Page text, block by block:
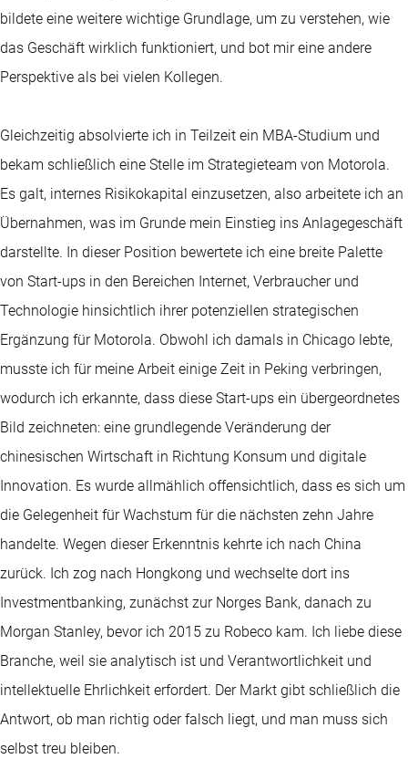
bildete eine weitere wichtige Grundlage, um zu verstehen, wie
das Geschäft wirklich funktioniert, und bot mir eine andere
Perspektive als bei vielen Kollegen.
Gleichzeitig absolvierte ich in Teilzeit ein MBA-Studium und
bekam schließlich eine Stelle im Strategieteam von Motorola.
Es galt, internes Risikokapital einzusetzen, also arbeitete ich an
Übernahmen, was im Grunde mein Einstieg ins Anlagegeschäft
darstellte. In dieser Position bewertete ich eine breite Palette
von Start-ups in den Bereichen Internet, Verbraucher und
Technologie hinsichtlich ihrer potenziellen strategischen
Ergänzung für Motorola. Obwohl ich damals in Chicago lebte,
musste ich für meine Arbeit einige Zeit in Peking verbringen,
wodurch ich erkannte, dass diese Start-ups ein übergeordnetes
Bild zeichneten: eine grundlegende Veränderung der
chinesischen Wirtschaft in Richtung Konsum und digitale
Innovation. Es wurde allmählich offensichtlich, dass es sich um
die Gelegenheit für Wachstum für die nächsten zehn Jahre
handelte. Wegen dieser Erkenntnis kehrte ich nach China
zurück. Ich zog nach Hongkong und wechselte dort ins
Investmentbanking, zunächst zur Norges Bank, danach zu
Morgan Stanley, bevor ich 2015 zu Robeco kam. Ich liebe diese
Branche, weil sie analytisch ist und Verantwortlichkeit und
intellektuelle Ehrlichkeit erfordert. Der Markt gibt schließlich die
Antwort, ob man richtig oder falsch liegt, und man muss sich
selbst treu bleiben.